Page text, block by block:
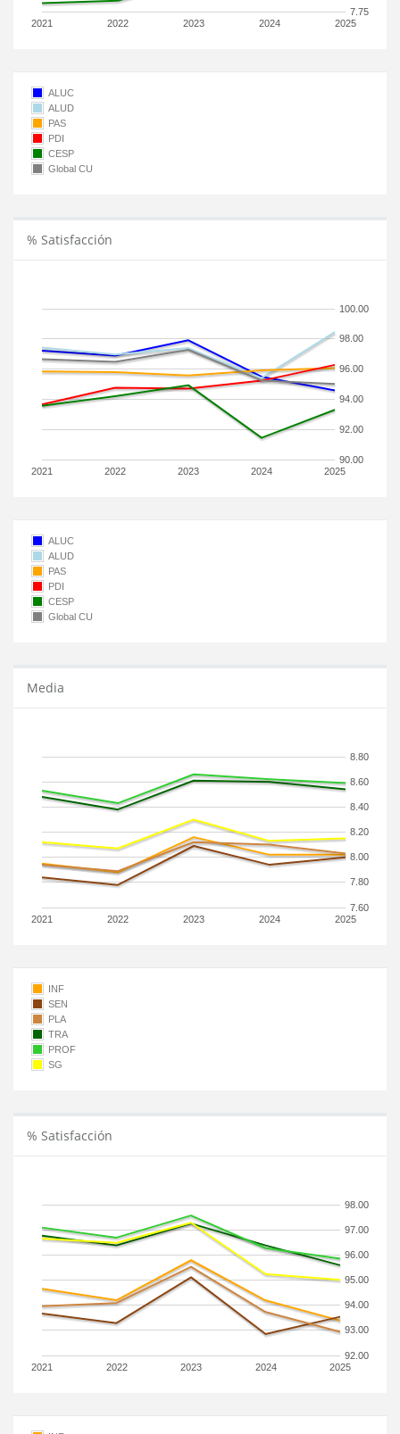
2021 2022 2023 2024 2025
7.75
ALUC
ALUD
PAS
PDI
CESP
Global CU
% Satisfacción
2021 2022 2023 2024 2025
90.00
92.00
94.00
96.00
98.00
100.00
ALUC
ALUD
PAS
PDI
CESP
Global CU
Media
2021 2022 2023 2024 2025
7.60
7.80
8.00
8.20
8.40
8.60
8.80
INF
SEN
PLA
TRA
PROF
SG
% Satisfacción
2021 2022 2023 2024 2025
92.00
93.00
94.00
95.00
96.00
97.00
98.00